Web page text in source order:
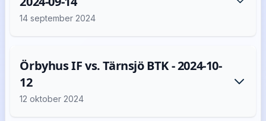
14 september 2024
Örbyhus IF vs. Tärnsjö BTK - 2024-10-
12
12 oktober 2024